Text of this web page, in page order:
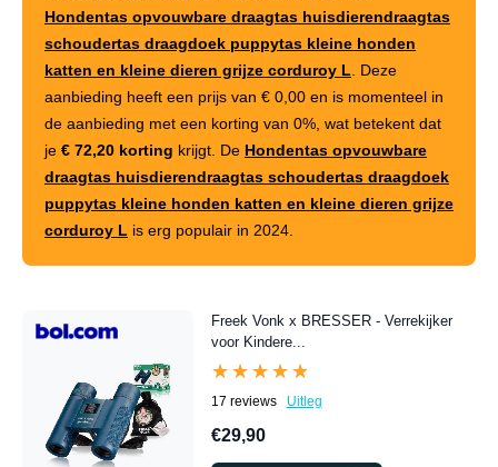
Hondentas opvouwbare draagtas huisdierendraagtas
schoudertas draagdoek puppytas kleine honden
katten en kleine dieren grijze corduroy L . Deze
aanbieding heeft een prijs van € 0,00 en is momenteel in
de aanbieding met een korting van 0% , wat betekent dat
je € 72,20 korting krijgt. De Hondentas opvouwbare
draagtas huisdierendraagtas schoudertas draagdoek
puppytas kleine honden katten en kleine dieren grijze
corduroy L is erg populair in 2024.
Freek Vonk x BRESSER - Verrekijker
voor Kindere...
★★★★★
★★★★★
17 reviews Uitleg
€29,90